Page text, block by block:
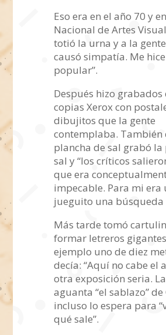
Eso era en el año 70 y
Nacional de Artes
totió la urna y a la
causó simpatía. Me hice
popular”.
Después hizo grabados
copias Xerox con
dibujitos que la gente
contemplaba. También
plancha de sal grabó
sal y “los críticos
que era
impecable. Para mi era
jueguito una búsqueda
Más tarde tomó
formar letreros
ejemplo uno de diez
decía: “Aquí no cabe el
otra exposición seria.
aguanta “el sablazo” de
incluso lo espera para
qué sale”.